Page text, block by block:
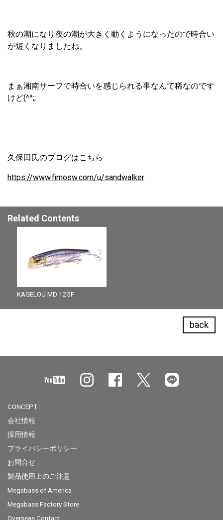
秋の潮になり夜の潮が大きく動くようになったので時合い
が短くなりましたね。
まぁ湘南サーフで時合いを感じられる事なんて稀なのです
けど(^^;;
久保田氏のブログはこちら
https://www.fimosw.com/u/sandwalker
Related Contents
KAGELOU MD 125F
back
CONCEPT
会社情報
採用情報
プライバシーポリシー
お問合せ
製品使用上のご注意
Megabass of America
Megabass Factory Store
Overseas Contact